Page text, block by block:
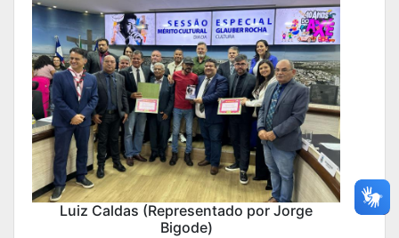
Luiz Caldas (Representado por Jorge
Bigode)